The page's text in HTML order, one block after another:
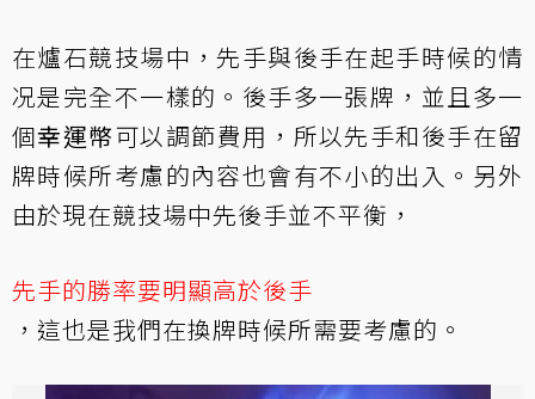
在爐石競技場中，先手與後手在起手時候的情
况是完全不一樣的。後手多一張牌，並且多一
個幸運幣可以調節費用，所以先手和後手在留
牌時候所考慮的內容也會有不小的出入。另外
由於現在競技場中先後手並不平衡，
先手的勝率要明顯高於後手
，這也是我們在換牌時候所需要考慮的。